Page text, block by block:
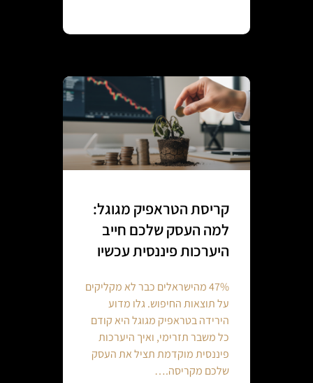
קריסת הטראפיק מגוגל:
למה העסק שלכם חייב
היערכות פיננסית עכשיו
47% מהישראלים כבר לא מקליקים
על תוצאות החיפוש. גלו מדוע
הירידה בטראפיק מגוגל היא קודם
כל משבר תזרימי, ואיך היערכות
פיננסית מוקדמת תציל את העסק
שלכם מקריסה.…